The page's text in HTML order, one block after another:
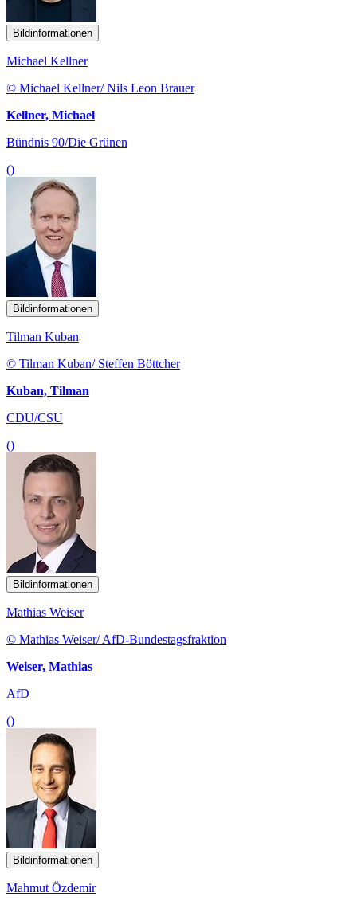
Bildinformationen
Michael Kellner
© Michael Kellner/ Nils Leon Brauer
Kellner, Michael
Bündnis 90/Die Grünen
()
Bildinformationen
Tilman Kuban
© Tilman Kuban/ Steffen Böttcher
Kuban, Tilman
CDU/CSU
()
Bildinformationen
Mathias Weiser
© Mathias Weiser/ AfD-Bundestagsfraktion
Weiser, Mathias
AfD
()
Bildinformationen
Mahmut Özdemir